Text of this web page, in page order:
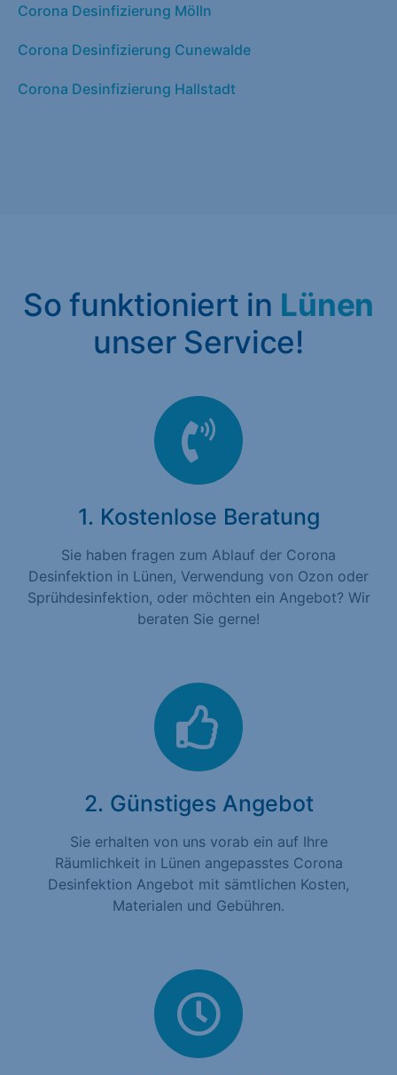
Corona Desinfizierung Mölln
Corona Desinfizierung Cunewalde
Corona Desinfizierung Hallstadt
So funktioniert in Lünen
unser Service!
1. Kostenlose Beratung
Sie haben fragen zum Ablauf der Corona
Desinfektion in Lünen, Verwendung von Ozon oder
Sprühdesinfektion, oder möchten ein Angebot? Wir
beraten Sie gerne!
2. Günstiges Angebot
Sie erhalten von uns vorab ein auf Ihre
Räumlichkeit in Lünen angepasstes Corona
Desinfektion Angebot mit sämtlichen Kosten,
Materialen und Gebühren.